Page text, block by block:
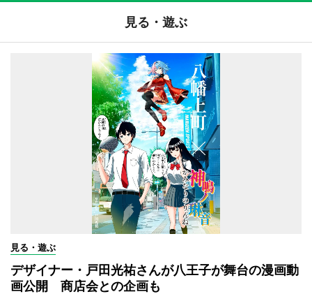
見る・遊ぶ
見る・遊ぶ
デザイナー・戸田光祐さんが八王子が舞台の漫画動
画公開 商店会との企画も